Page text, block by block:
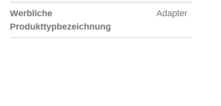
Werbliche
Produkttypbezeichnung
Adapter